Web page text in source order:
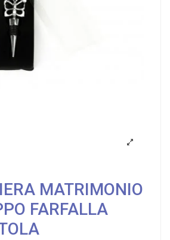
MATRIMONIO
FARFALLA